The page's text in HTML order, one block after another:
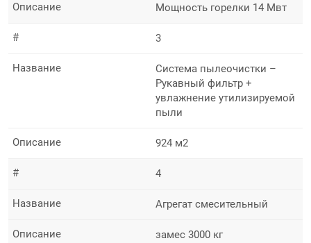
Мощность горелки 14 Мвт
Описание
3
#
Система пылеочистки –
Рукавный фильтр +
увлажнение утилизируемой
пыли
Название
924 м2
Описание
4
#
Агрегат смесительный
Название
замес 3000 кг
Описание